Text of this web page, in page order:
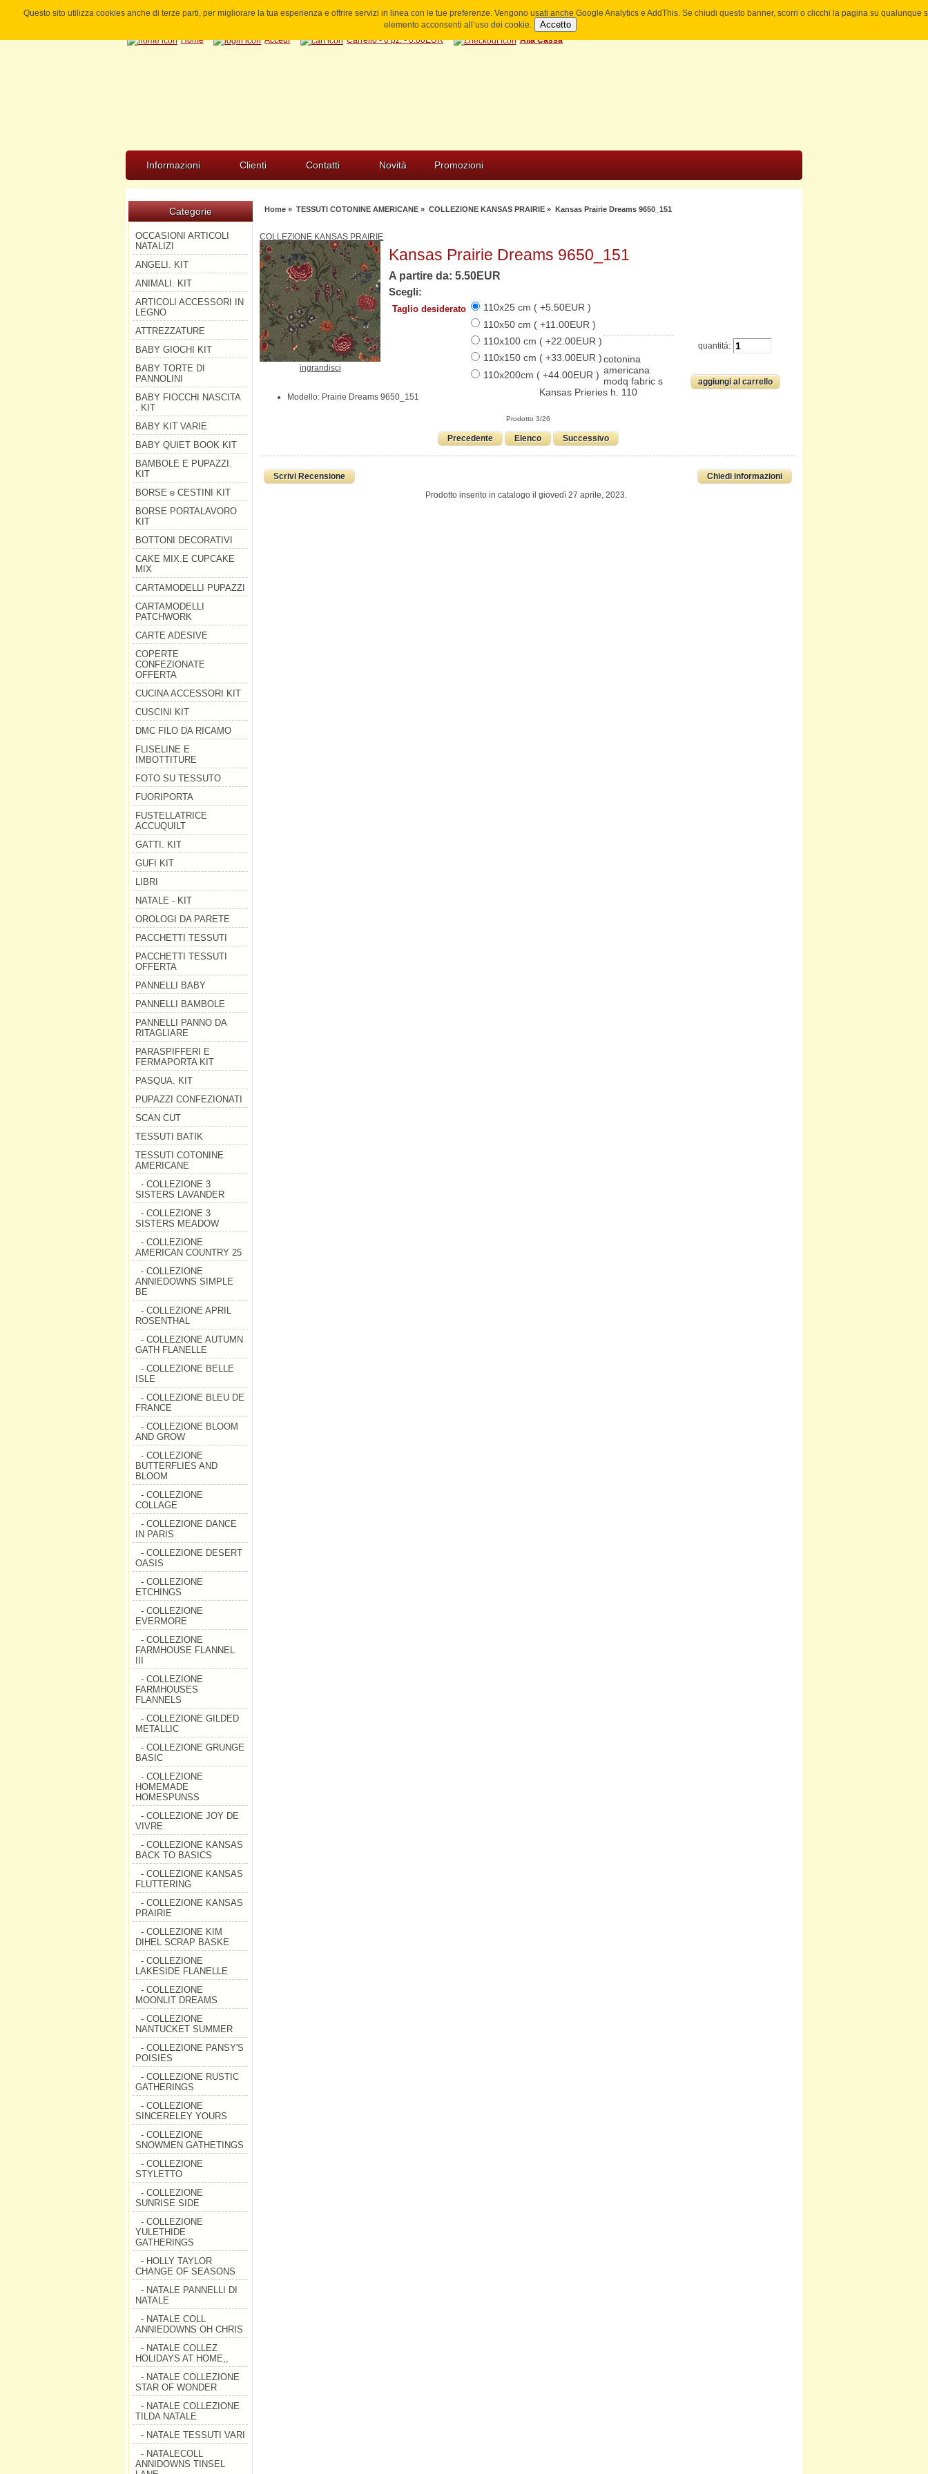
Questo sito utilizza cookies anche di terze parti, per migliorare la tua esperienza e offrire servizi in linea con le tue preferenze. Vengono usati anche Google Analytics e AddThis. Se chiudi questo banner, scorri o clicchi la pagina su qualunque
elemento acconsenti all’uso dei cookie.
Accetto
Home Accedi Carrello - 0 pz. - 0.00EUR Alla Cassa
Informazioni Clienti Contatti Novità Promozioni
Categorie
OCCASIONI ARTICOLI
NATALIZI
ANGELI. KIT
ANIMALI. KIT
ARTICOLI ACCESSORI IN
LEGNO
ATTREZZATURE
BABY GIOCHI KIT
BABY TORTE DI
PANNOLINI
BABY FIOCCHI NASCITA
. KIT
BABY KIT VARIE
BABY QUIET BOOK KIT
BAMBOLE E PUPAZZI.
KIT
BORSE e CESTINI KIT
BORSE PORTALAVORO
KIT
BOTTONI DECORATIVI
CAKE MIX.E CUPCAKE
MIX
CARTAMODELLI PUPAZZI
CARTAMODELLI
PATCHWORK
CARTE ADESIVE
COPERTE
CONFEZIONATE
OFFERTA
CUCINA ACCESSORI KIT
CUSCINI KIT
DMC FILO DA RICAMO
FLISELINE E
IMBOTTITURE
FOTO SU TESSUTO
FUORIPORTA
FUSTELLATRICE
ACCUQUILT
GATTI. KIT
GUFI KIT
LIBRI
NATALE - KIT
OROLOGI DA PARETE
PACCHETTI TESSUTI
PACCHETTI TESSUTI
OFFERTA
PANNELLI BABY
PANNELLI BAMBOLE
PANNELLI PANNO DA
RITAGLIARE
PARASPIFFERI E
FERMAPORTA KIT
PASQUA. KIT
PUPAZZI CONFEZIONATI
SCAN CUT
TESSUTI BATIK
TESSUTI COTONINE
AMERICANE
- COLLEZIONE 3
SISTERS LAVANDER
- COLLEZIONE 3
SISTERS MEADOW
- COLLEZIONE
AMERICAN COUNTRY 25
- COLLEZIONE
ANNIEDOWNS SIMPLE
BE
- COLLEZIONE APRIL
ROSENTHAL
- COLLEZIONE AUTUMN
GATH FLANELLE
- COLLEZIONE BELLE
ISLE
- COLLEZIONE BLEU DE
FRANCE
- COLLEZIONE BLOOM
AND GROW
- COLLEZIONE
BUTTERFLIES AND
BLOOM
- COLLEZIONE
COLLAGE
- COLLEZIONE DANCE
IN PARIS
- COLLEZIONE DESERT
OASIS
- COLLEZIONE
ETCHINGS
- COLLEZIONE
EVERMORE
- COLLEZIONE
FARMHOUSE FLANNEL
- COLLEZIONE
FARMHOUSES
FLANNELS
- COLLEZIONE GILDED
METALLIC
- COLLEZIONE GRUNGE
BASIC
- COLLEZIONE
HOMEMADE
HOMESPUNSS
- COLLEZIONE JOY DE
VIVRE
- COLLEZIONE KANSAS
BACK TO BASICS
- COLLEZIONE KANSAS
FLUTTERING
- COLLEZIONE KANSAS
PRAIRIE
- COLLEZIONE KIM
DIHEL SCRAP BASKE
- COLLEZIONE
LAKESIDE FLANELLE
- COLLEZIONE
MOONLIT DREAMS
- COLLEZIONE
NANTUCKET SUMMER
- COLLEZIONE PANSY'S
POISIES
- COLLEZIONE RUSTIC
GATHERINGS
- COLLEZIONE
SINCERELEY YOURS
- COLLEZIONE
SNOWMEN GATHETINGS
- COLLEZIONE
STYLETTO
- COLLEZIONE
SUNRISE SIDE
- COLLEZIONE
YULETHIDE
GATHERINGS
- HOLLY TAYLOR
CHANGE OF SEASONS
- NATALE PANNELLI DI
NATALE
- NATALE COLL
ANNIEDOWNS OH CHRIS
- NATALE COLLEZ
HOLIDAYS AT HOME,,
- NATALE COLLEZIONE
STAR OF WONDER
- NATALE COLLEZIONE
TILDA NATALE
- NATALE TESSUTI VARI
- NATALECOLL
ANNIDOWNS TINSEL
Home» TESSUTI COTONINE AMERICANE» COLLEZIONE KANSAS PRAIRIE» Kansas Prairie Dreams 9650_151
COLLEZIONE KANSAS PRAIRIE
ingrandisci
Kansas Prairie Dreams 9650_151
A partire da: 5.50EUR
Scegli:
Taglio desiderato
110x25 cm ( +5.50EUR )
110x50 cm ( +11.00EUR )
110x100 cm ( +22.00EUR )
110x150 cm ( +33.00EUR )
110x200cm ( +44.00EUR )
quantitá:
Modello: Prairie Dreams 9650_151
cotonina
americana
modq fabric s
Kansas Prieries h. 110
Prodotto 3/26
Precedente Elenco Successivo
Scrivi Recensione Chiedi informazioni
Prodotto inserito in catalogo il giovedì 27 aprile, 2023.